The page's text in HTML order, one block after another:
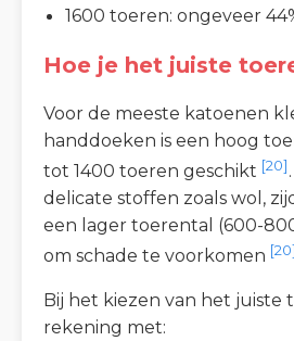
1600 toeren: ongeveer
Hoe je het juiste
Voor de meeste katoenen
handdoeken is een hoog
tot 1400 toeren geschikt [20]
delicate stoffen zoals wol,
een lager toerental (600-
om schade te voorkomen [20]
Bij het kiezen van het juiste
rekening met: